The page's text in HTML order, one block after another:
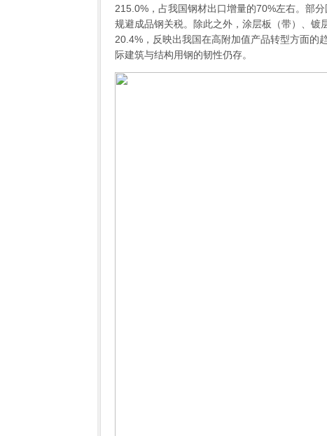
215.0%，占我国钢材出口增量的70%左右。部
规避成品钢关税。除此之外，涂层板（带）、
20.4%，反映出我国在高附加值产品转型方面的
际建筑与结构用钢的韧性仍存。